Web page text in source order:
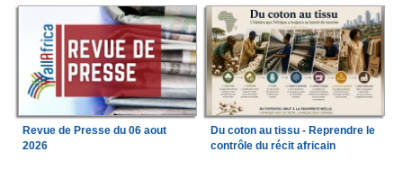
Revue de Presse du 06 aout
2026
Du coton au tissu - Reprendre le
contrôle du récit africain